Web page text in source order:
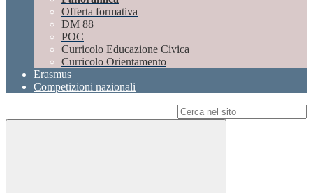
Offerta formativa
DM 88
POC
Curricolo Educazione Civica
Curricolo Orientamento
Erasmus
Competizioni nazionali